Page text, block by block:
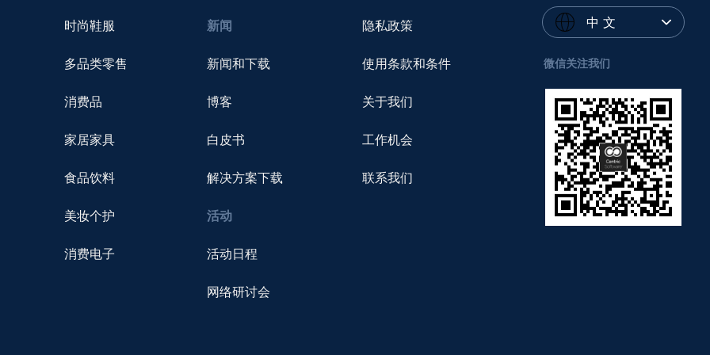
时尚鞋服
多品类零售
消费品
家居家具
食品饮料
美妆个护
消费电子
新闻
新闻和下载
博客
白皮书
解决方案下载
活动
活动日程
网络研讨会
隐私政策
使用条款和条件
关于我们
工作机会
联系我们
中 文
微信关注我们